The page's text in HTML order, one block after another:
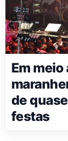
Em
de
festas